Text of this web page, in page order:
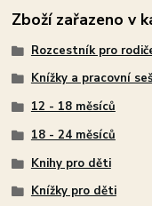
Zboží zařazeno v
Rozcestník pro
Knížky a pracovní
12 - 18 měsíců
18 - 24 měsíců
Knihy pro děti
Knížky pro děti